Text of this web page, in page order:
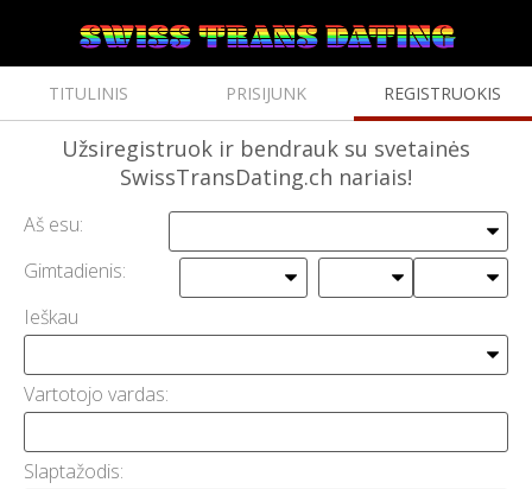
TITULINIS PRISIJUNK REGISTRUOKIS
Užsiregistruok ir bendrauk su svetainės
SwissTransDating.ch nariais!
Aš esu:
Gimtadienis:
Ieškau
Vartotojo vardas:
Slaptažodis: